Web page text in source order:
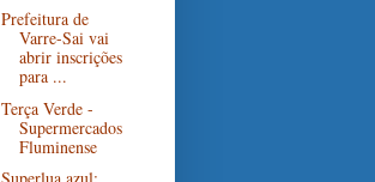
Prefeitura de
Varre-Sai vai
abrir inscrições
para ...
Terça Verde -
Supermercados
Fluminense